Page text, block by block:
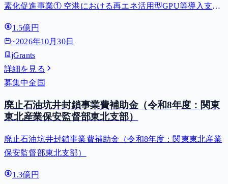
素化促進事業① 空港における再エネ活用型GPU等導入支援
1.5億円
~2026年10月30日
jGrants
詳細を見る
募集中全国
廃止石油坑井封鎖事業費補助金（令和8年度：関東
東北産業保安監督部東北支部）
廃止石油坑井封鎖事業費補助金（令和8年度：関東東北産業
保安監督部東北支部）
1.3億円